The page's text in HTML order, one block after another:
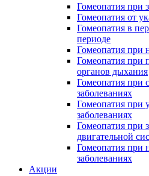
Гомеопатия при
Гомеопатия от
Гомеопатия в
периоде
Гомеопатия при
Гомеопатия при
органов дыхания
Гомеопатия при
заболеваниях
Гомеопатия при
заболеваниях
Гомеопатия при
двигательной
Гомеопатия при
заболеваниях
Акции